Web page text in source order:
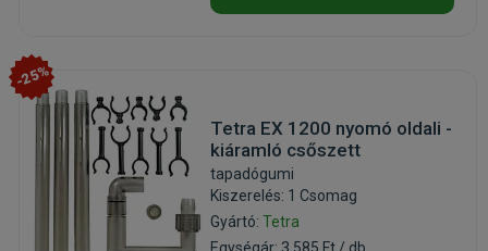
-25%
Tetra EX 1200 nyomó oldali -
kiáramló csőszett
tapadógumi
Kiszerelés: 1 Csomag
Gyártó: Tetra